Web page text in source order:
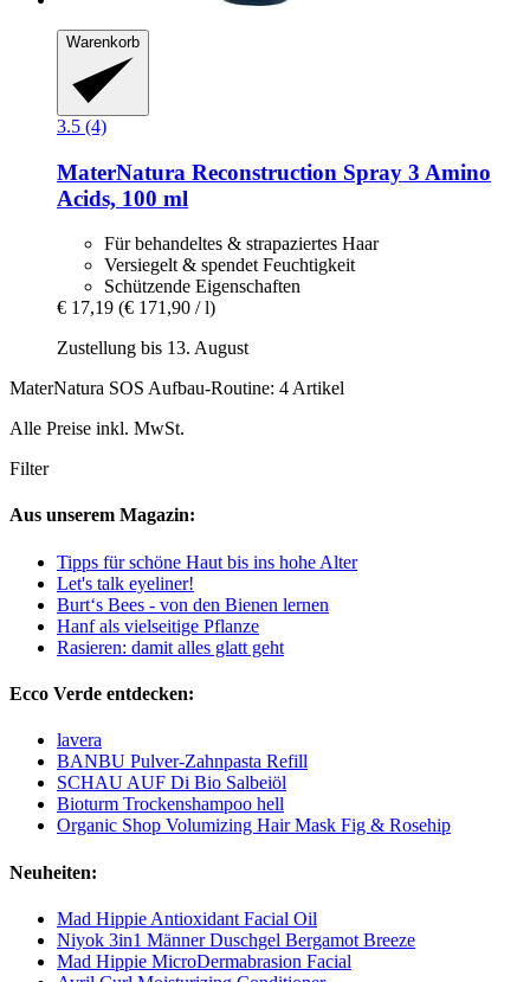
Warenkorb
3.5 (4)
MaterNatura Reconstruction Spray 3 Amino
Acids, 100 ml
Für behandeltes & strapaziertes Haar
Versiegelt & spendet Feuchtigkeit
Schützende Eigenschaften
€ 17,19 (€ 171,90 / l)
Zustellung bis 13. August
MaterNatura SOS Aufbau-Routine: 4 Artikel
Alle Preise inkl. MwSt.
Filter
Aus unserem Magazin:
Tipps für schöne Haut bis ins hohe Alter
Let's talk eyeliner!
Burt‘s Bees - von den Bienen lernen
Hanf als vielseitige Pflanze
Rasieren: damit alles glatt geht
Ecco Verde entdecken:
lavera
BANBU Pulver-Zahnpasta Refill
SCHAU AUF Di Bio Salbeiöl
Bioturm Trockenshampoo hell
Organic Shop Volumizing Hair Mask Fig & Rosehip
Neuheiten:
Mad Hippie Antioxidant Facial Oil
Niyok 3in1 Männer Duschgel Bergamot Breeze
Mad Hippie MicroDermabrasion Facial